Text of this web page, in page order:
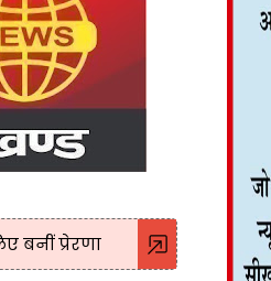
बनीं प्रेरणा